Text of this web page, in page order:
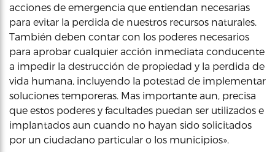
acciones de emergencia que entiendan necesarias
para evitar la perdida de nuestros recursos naturales.
También deben contar con los poderes necesarios
para aprobar cualquier acción inmediata conducente
a impedir la destrucción de propiedad y la perdida de
vida humana, incluyendo la potestad de implementar
soluciones temporeras. Mas importante aun, precisa
que estos poderes y facultades puedan ser utilizados e
implantados aun cuando no hayan sido solicitados
por un ciudadano particular o los municipios».